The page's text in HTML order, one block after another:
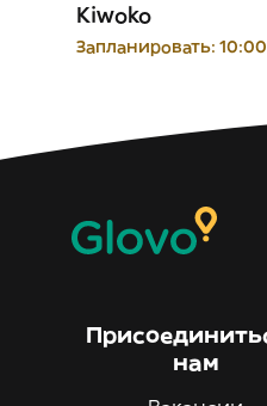
Kiwoko
Запланировать: 10:00
нам